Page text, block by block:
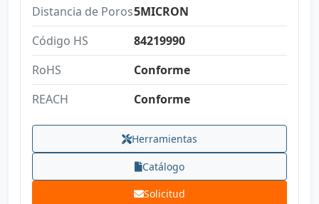
Distancia de Poros5MICRON
Código HS
84219990
RoHS
Conforme
REACH
Conforme
Herramientas
Catálogo
Solicitud